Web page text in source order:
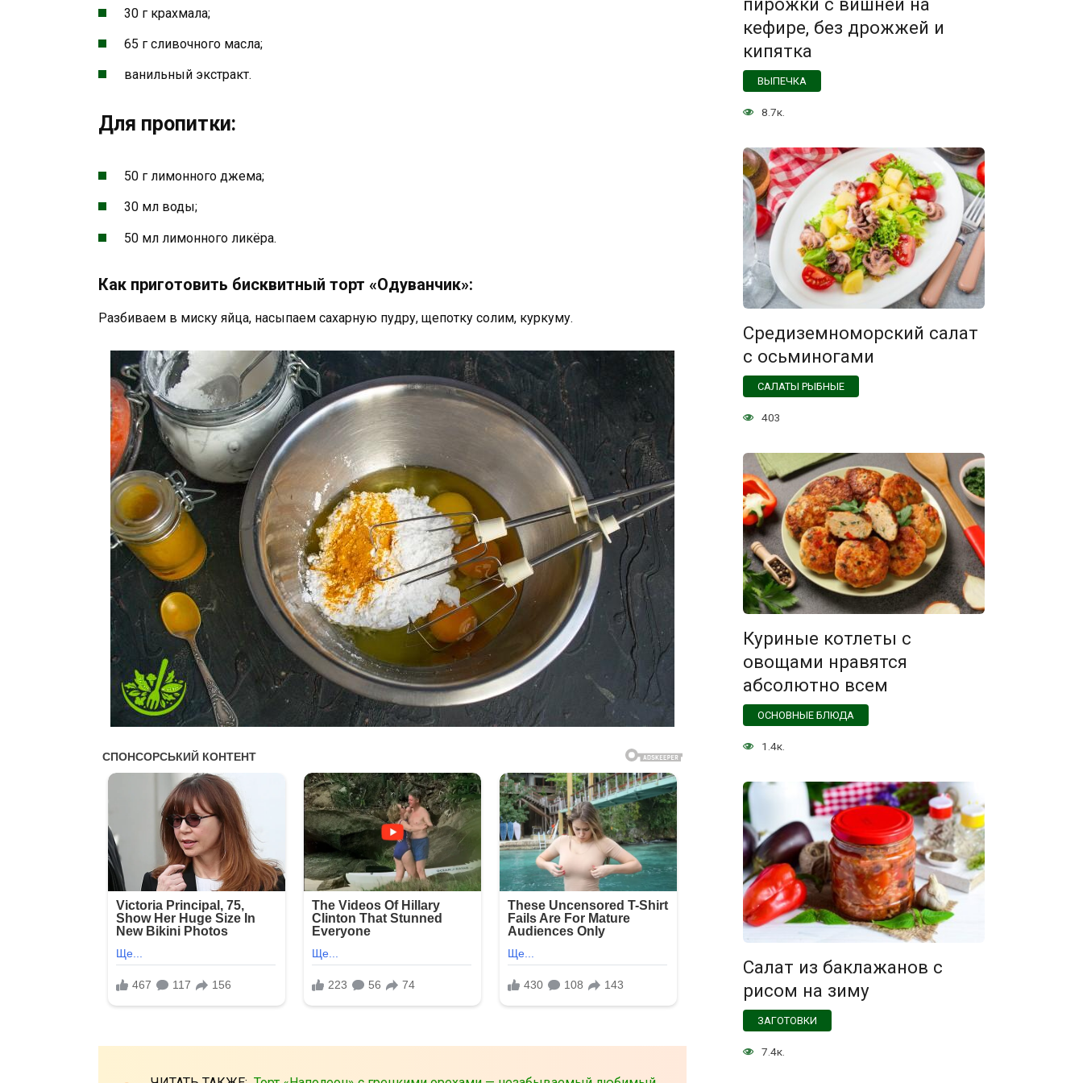
30 г крахмала;
65 г сливочного масла;
ванильный экстракт.
Для пропитки:
50 г лимонного джема;
30 мл воды;
50 мл лимонного ликёра.
Как приготовить бисквитный торт «Одуванчик»:
Разбиваем в миску яйца, насыпаем сахарную пудру, щепотку солим, куркуму.
кефире, без дрожжей и
кипятка
ВЫПЕЧКА
8.7к.
Средиземноморский салат
с осьминогами
САЛАТЫ РЫБНЫЕ
403
Куриные котлеты с
овощами нравятся
абсолютно всем
ОСНОВНЫЕ БЛЮДА
1.4к.
Салат из баклажанов с
рисом на зиму
ЗАГОТОВКИ
7.4к.